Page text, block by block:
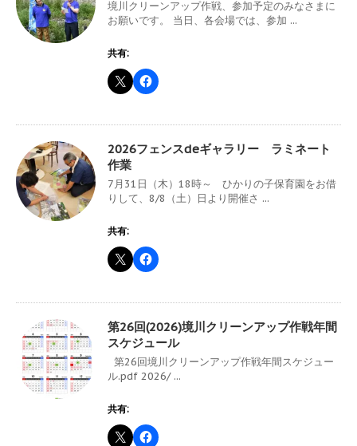
境川クリーンアップ作戦、参加予定のみなさまに
お願いです。 当日、各会場では、参加 ...
共有:
2026フェンスdeギャラリー ラミネート
作業
7月31日（木）18時～ ひかりの子保育園をお借
りして、8/8（土）日より開催さ ...
共有:
第26回(2026)境川クリーンアップ作戦年間
スケジュール
第26回境川クリーンアップ作戦年間スケジュー
ル.pdf 2026/ ...
共有: